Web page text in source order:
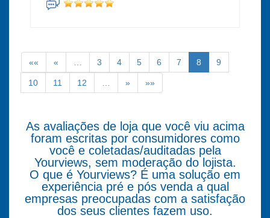
«« « 3 4 5 6 7 8 9
10 11 12 » »»
As avaliações de loja que você viu acima
foram escritas por consumidores como
você e coletadas/auditadas pela
Yourviews, sem moderação do lojista.
O que é Yourviews? É uma solução em
experiência pré e pós venda a qual
empresas preocupadas com a satisfação
dos seus clientes fazem uso.